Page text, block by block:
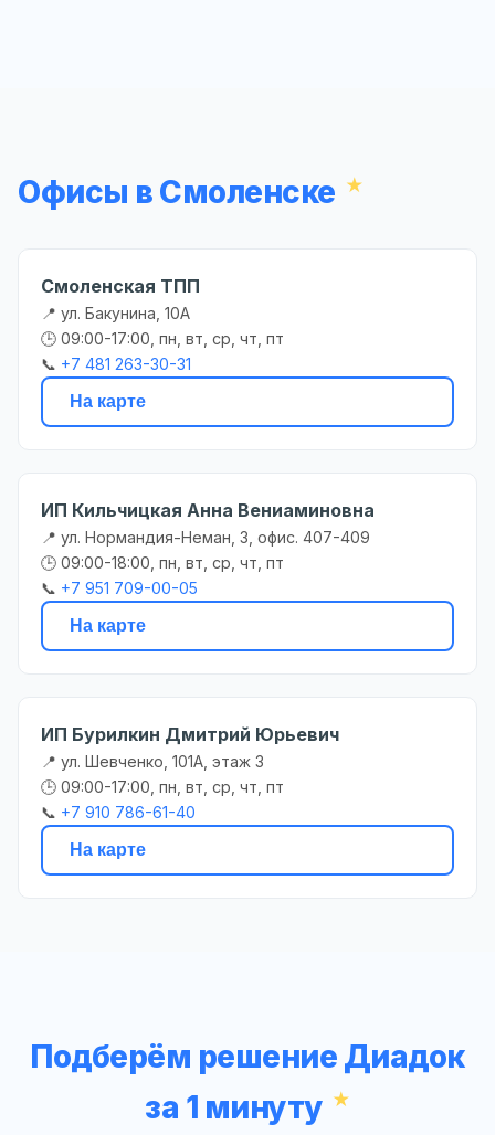
Офисы в Смоленске
Смоленская ТПП
📍 ул. Бакунина, 10А
🕒 09:00-17:00, пн, вт, ср, чт, пт
📞 +7 481 263-30-31
На карте
ИП Кильчицкая Анна Вениаминовна
📍 ул. Нормандия-Неман, 3, офис. 407-409
🕒 09:00-18:00, пн, вт, ср, чт, пт
📞 +7 951 709-00-05
На карте
ИП Бурилкин Дмитрий Юрьевич
📍 ул. Шевченко, 101А, этаж 3
🕒 09:00-17:00, пн, вт, ср, чт, пт
📞 +7 910 786-61-40
На карте
Подберём решение Диадок
за 1 минуту